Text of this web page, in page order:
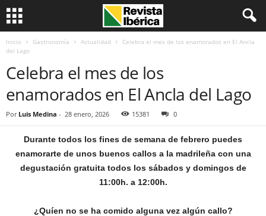
Inicio Gastronomía Actualidad
Celebra el mes de los enamorados en El Ancla
del Lago
Celebra el mes de los
enamorados en El Ancla del Lago
Por Luis Medina - 28 enero, 2026 15381 0
Durante todos los fines de semana de febrero puedes
enamorarte de unos buenos callos a la madrileña con una
degustación gratuita todos los sábados y domingos de
11:00h. a 12:00h.
¿Quíen no se ha comido alguna vez algún callo?